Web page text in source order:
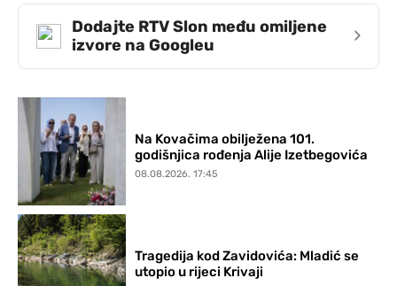
Dodajte RTV Slon među omiljene
izvore na Googleu
›
Na Kovačima obilježena 101.
godišnjica rođenja Alije Izetbegovića
08.08.2026. 17:45
Tragedija kod Zavidovića: Mladić se
utopio u rijeci Krivaji